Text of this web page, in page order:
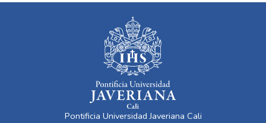
Pontificia Universidad Javeriana Cali